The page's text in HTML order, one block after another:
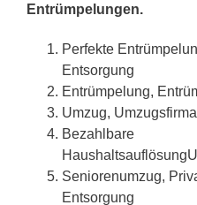
Entrümpelungen.
Perfekte
Entsorgung
Entrümpelung,
Umzug,
Bezahlbare
Seniorenumzug,
Entsorgung